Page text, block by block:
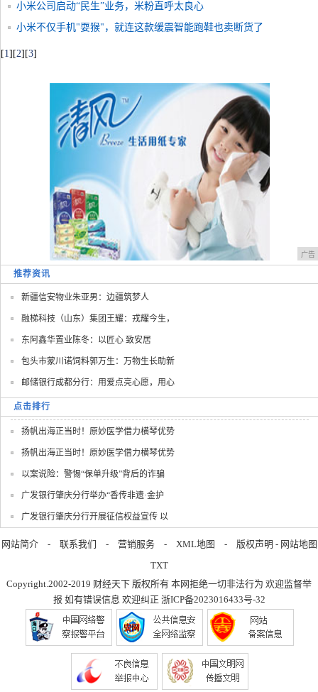
小米公司启动“民生”业务，米粉直呼太良心
小米不仅手机"耍猴"，就连这款缓震智能跑鞋也卖断货了
[1] [2] [3]
广告
推荐资讯
新疆信安物业朱亚男：边疆筑梦人
融梯科技（山东）集团王耀：戎耀今生，
东阿鑫华置业陈冬：以匠心 致安居
包头市蒙川诺饲料郭万生：万物生长助新
邮储银行成都分行：用爱点亮心愿，用心
点击排行
扬帆出海正当时！原妙医学借力横琴优势
扬帆出海正当时！原妙医学借力横琴优势
以案说险：警惕“保单升级”背后的诈骗
广发银行肇庆分行举办“香传非遗·金护
广发银行肇庆分行开展征信权益宣传 以
网站简介- 联系我们 - 营销服务- XML地图 - 版权声明 - 网站地图
TXT
Copyright.2002-2019 财经天下 版权所有 本网拒绝一切非法行为 欢迎监督举
报 如有错误信息 欢迎纠正 浙ICP备2023016433号-32